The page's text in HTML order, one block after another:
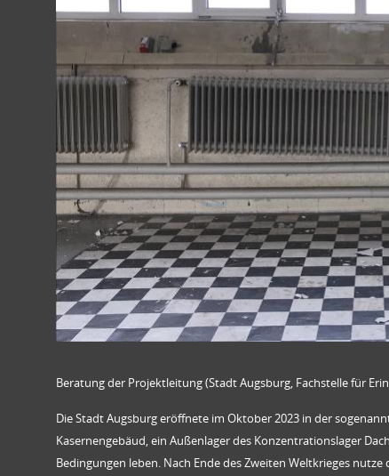
Beratung der Projektleitung (Stadt Augsburg, Fachstelle für
Die Stadt Augsburg eröffnete im Oktober 2023 in der
Kasernengebäud, ein Außenlager des Konzentrationslager
Bedingungen leben. Nach Ende des Zweiten Weltkrieges